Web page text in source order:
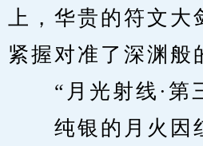
上，华贵的符文大
紧握对准了深渊般
“月光射线·第
纯银的月火因